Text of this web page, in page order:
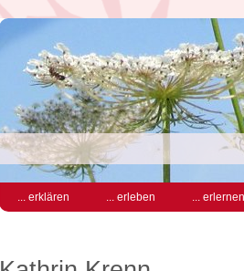
... erklären ... erleben ... erlernen